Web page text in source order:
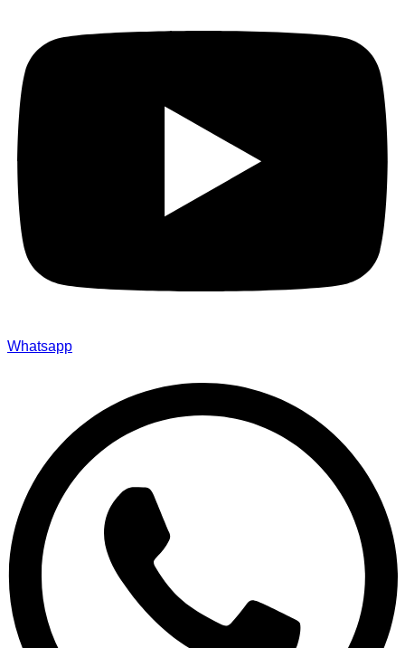
Whatsapp